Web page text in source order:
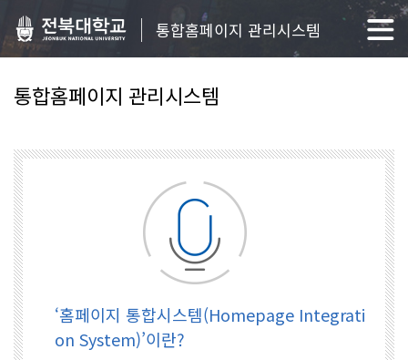
통합홈페이지 관리시스템
통합홈페이지 관리시스템
‘홈페이지 통합시스템(Homepage Integrati
on System)’이란?